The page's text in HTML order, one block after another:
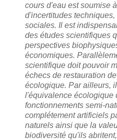
cours d'eau est soumise
d'incertitudes
sociales. Il est
des études scientifiques
perspectives
économiques.
scientifique doit pouvoir
échecs de restauration
écologique. Par ailleurs,
l'équivalence écologique
fonctionnements semi-
complétement artificiels
naturels ainsi que la
biodiversité qu'ils